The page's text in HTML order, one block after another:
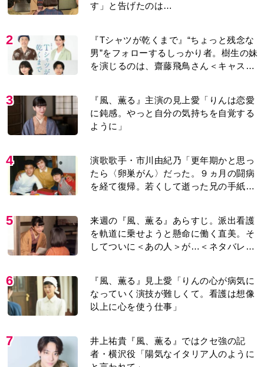
す」と告げたのは…
2
『Tシャツが乾くまで』“ちょっと残念な
男”をフォローするしっかり者。樹生の妹
を演じるのは、齋藤飛鳥さん＜キャスト
3
『風、薫る』主演の見上愛「りんは恋愛
に鈍感。やっと自分の気持ちを自覚する
ように」
4
演歌歌手・市川由紀乃「更年期かと思っ
たら〈卵巣がん〉だった。９ヵ月の闘病
を経て復帰。若くして逝った兄の手紙を
5
来週の『風、薫る』あらすじ。派出看護
を軌道に乗せようと懸命に働く直美。そ
してついに＜あの人＞が…＜ネタバレあ
6
『風、薫る』見上愛「りんの心が病気に
なっていく演技が難しくて。看護は想像
以上に心を使う仕事」
7
井上祐貴『風、薫る』ではクセ強の記
者・横沢役「陽気なイタリア人のように